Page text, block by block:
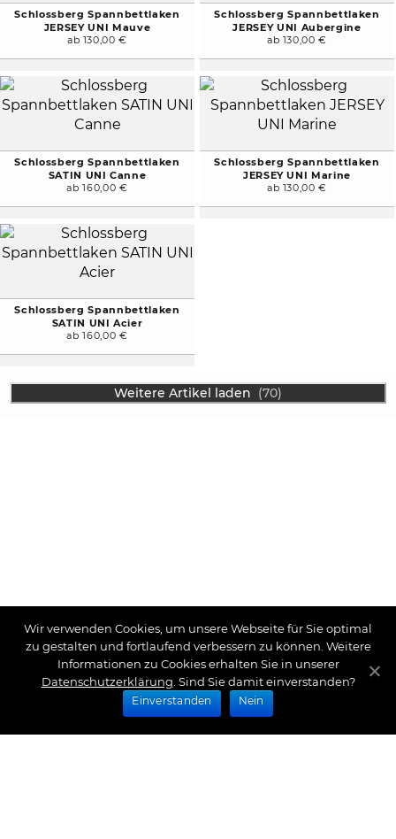
Schlossberg Spannbettlaken
JERSEY UNI Mauve
ab 130,00 €
Schlossberg Spannbettlaken
JERSEY UNI Aubergine
ab 130,00 €
Schlossberg Spannbettlaken
SATIN UNI Canne
ab 160,00 €
Schlossberg Spannbettlaken
JERSEY UNI Marine
ab 130,00 €
Schlossberg Spannbettlaken
SATIN UNI Acier
ab 160,00 €
Weitere Artikel laden (70)
Wir verwenden Cookies, um unsere Webseite für Sie optimal
zu gestalten und fortlaufend verbessern zu können. Weitere
Informationen zu Cookies erhalten Sie in unserer
Datenschutzerklärung . Sind Sie damit einverstanden?
Einverstanden Nein